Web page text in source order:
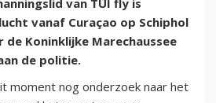
van TUI fly is
vanaf Curaçao op Schiphol
de Koninklijke Marechaussee
de politie.
moment nog onderzoek naar het